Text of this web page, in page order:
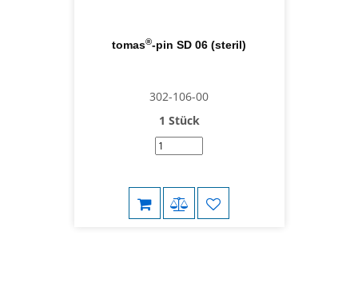
tomas®-pin SD 06 (steril)
302-106-00
1 Stück